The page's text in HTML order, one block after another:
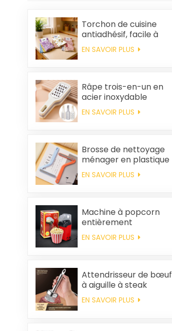
Torchon de cuisine
antiadhésif, facile à
nettoyer, épais,
imprimé, carré, en
écologique
EN SAVOIR PLUS
Râpe trois-en-un en
acier inoxydable
EN SAVOIR PLUS
Brosse de nettoyage
ménager en plastique
pour vêtements,
élimination des poils
EN SAVOIR PLUS
Machine à popcorn
entièrement
automatique pour la
maison, machine à
EN SAVOIR PLUS
Attendrisseur de bœuf
à aiguille à steak
EN SAVOIR PLUS